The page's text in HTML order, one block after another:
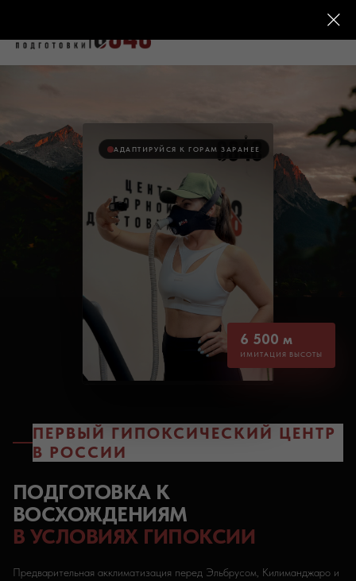
ПЕРВЫЙ ГИПОКСИЧЕСКИЙ ЦЕНТР
В РОССИИ
ПОДГОТОВКА К
ВОСХОЖДЕНИЯМ
В УСЛОВИЯХ ГИПОКСИИ
Предварительная акклиматизация перед Эльбрусом, Килиманджаро и
АДАПТИРУЙСЯ К ГОРАМ ЗАРАНЕЕ
6 500 м
ИМИТАЦИЯ ВЫСОТЫ